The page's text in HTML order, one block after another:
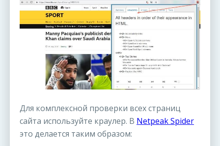
Для комплексной проверки всех страниц
сайта используйте краулер. В Netpeak Spider
это делается таким образом: